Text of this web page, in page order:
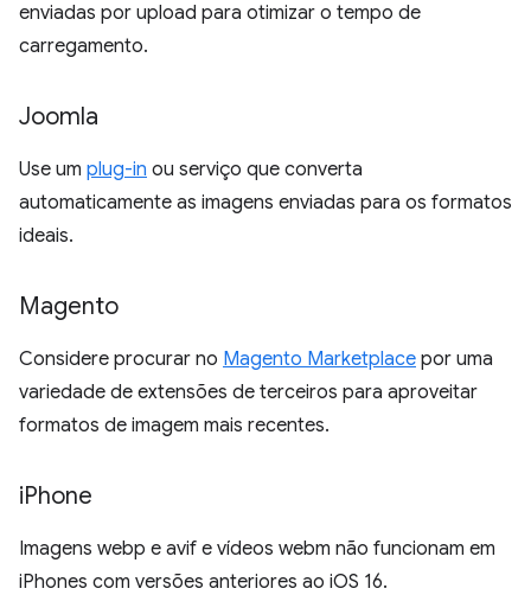
enviadas por upload para otimizar o tempo de
carregamento.
Joomla
Use um plug-in ou serviço que converta
automaticamente as imagens enviadas para os formatos
ideais.
Magento
Considere procurar no Magento Marketplace por uma
variedade de extensões de terceiros para aproveitar
formatos de imagem mais recentes.
iPhone
Imagens webp e avif e vídeos webm não funcionam em
iPhones com versões anteriores ao iOS 16.